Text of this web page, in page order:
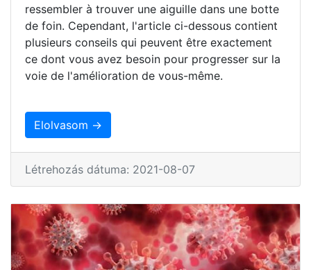
ressembler à trouver une aiguille dans une botte
de foin. Cependant, l'article ci-dessous contient
plusieurs conseils qui peuvent être exactement
ce dont vous avez besoin pour progresser sur la
voie de l'amélioration de vous-même.
Elolvasom →
Létrehozás dátuma: 2021-08-07